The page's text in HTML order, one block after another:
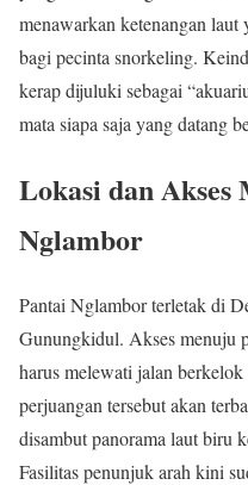
menawarkan ketenangan
bagi pecinta snorkeling.
kerap dijuluki sebagai
mata siapa saja yang datang
Lokasi dan Akses
Nglambor
Pantai Nglambor terletak di
Gunungkidul. Akses menuju
harus melewati jalan
perjuangan tersebut akan
disambut panorama laut biru
Fasilitas penunjuk arah kini